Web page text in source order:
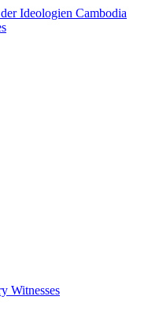
Ideologien Cambodia
Witnesses